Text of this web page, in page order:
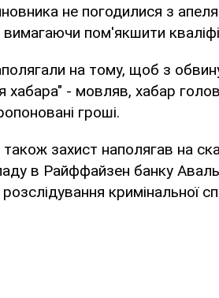
не погодилися з
вимагаючи пом'якшити
на тому, щоб з
хабара" - мовляв, хабар
гроші.
захист наполягав на
в Райффайзен банку
кримінальної